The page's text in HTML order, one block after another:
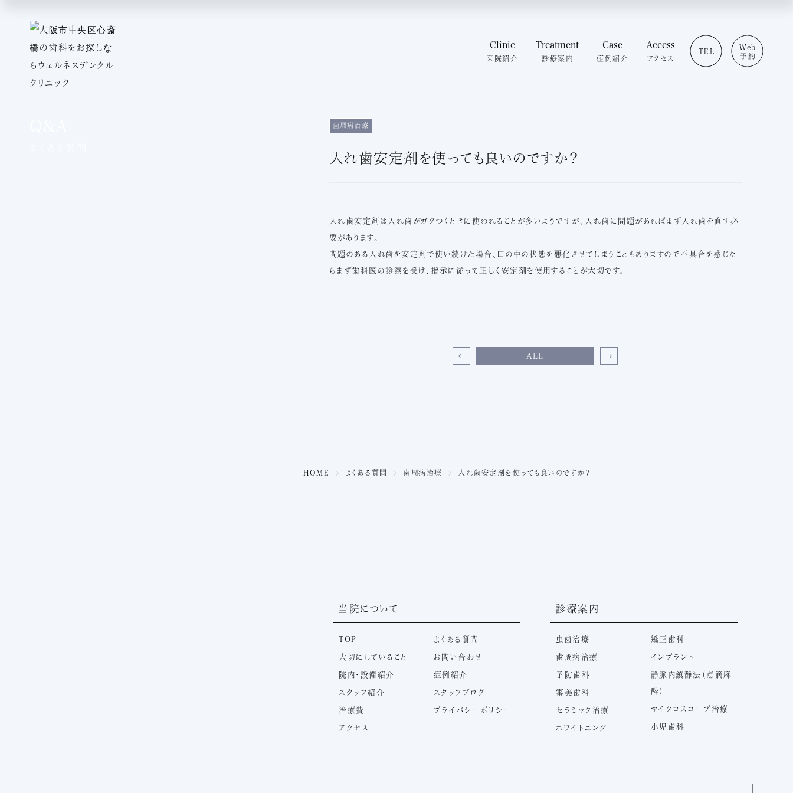
Clinic
医院紹介
お問い合わせ
Treatment
診療案内
インプラント
虫歯治療
小児歯科
Case
症例紹介
Access
アクセス
TEL
Web
予約
歯周病治療
入れ歯安定剤を使っても良いのですか？
入れ歯安定剤は入れ歯がガタつくときに使われることが多いようですが、入れ歯に問題があればまず入れ歯を直す必
要があります。
問題のある入れ歯を安定剤で使い続けた場合、口の中の状態を悪化させてしまうこともありますので不具合を感じた
らまず歯科医の診察を受け、指示に従って正しく安定剤を使用することが大切です。
ALL
HOME よくある質問 歯周病治療 入れ歯安定剤を使っても良いのですか？
当院について
TOP
大切にしていること
院内・設備紹介
スタッフ紹介
治療費
アクセス
よくある質問
お問い合わせ
症例紹介
スタッフブログ
プライバシーポリシー
診療案内
虫歯治療
歯周病治療
予防歯科
審美歯科
セラミック治療
ホワイトニング
矯正歯科
インプラント
静脈内鎮静法（点滴麻
酔）
マイクロスコープ治療
小児歯科